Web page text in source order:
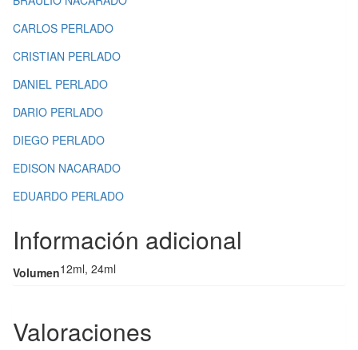
CARLOS PERLADO
CRISTIAN PERLADO
DANIEL PERLADO
DARIO PERLADO
DIEGO PERLADO
EDISON NACARADO
EDUARDO PERLADO
Información adicional
Volumen12ml, 24ml
Valoraciones